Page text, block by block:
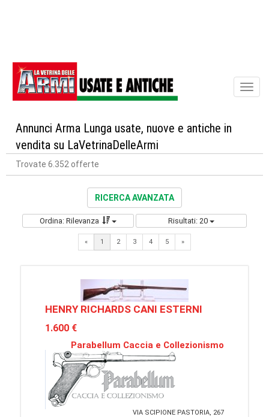
Annunci Arma Lunga usate, nuove e antiche in
vendita su LaVetrinaDelleArmi
Trovate 6.352 offerte
RICERCA AVANZATA
Ordina: Rilevanza Risultati: 20
« 1 2 3 4 5 »Next
HENRY RICHARDS CANI ESTERNI
1.600 €
Parabellum Caccia e Collezionismo
VIA SCIPIONE PASTORIA, 267